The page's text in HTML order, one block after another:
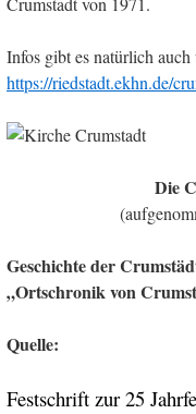
Infos gibt es natürlich auch
https://riedstadt.ekhn.de/
Die
Geschichte der
„Ortschronik von
Quelle:
Festschrift zur 25